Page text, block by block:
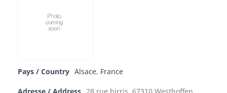
Pays / Country Alsace, France